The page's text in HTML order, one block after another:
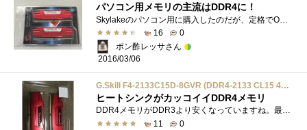
パソコン用メモリの主流はDDR4に！
16
0
ポン酢レッサさん
2016/03/06
G.Skill F4-2133C15D-8GVR (DDR4-2133 CL15 4GB×2)
ヒートシンクがカッコイイDDR4メモリ
DDR4メモリがDDR3より安くなっていますね。最新規格のメモリなのでかなり高いと思っていたので嬉しい誤算でした。プレミアムレビューに選出され...
11
0